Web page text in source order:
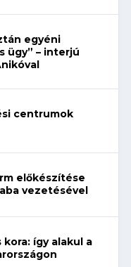
egyéni
ügy” – interjú
centrumok
előkészítése
vezetésével
így alakul a